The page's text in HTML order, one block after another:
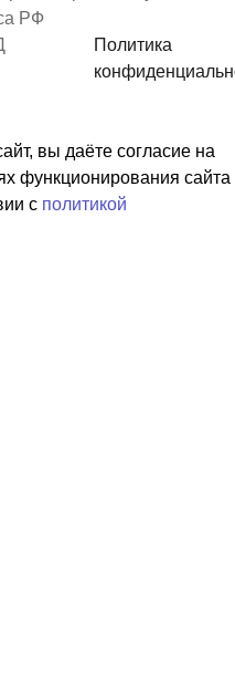
РФ
Политика
вы даёте согласие на
функционирования сайта
с политикой